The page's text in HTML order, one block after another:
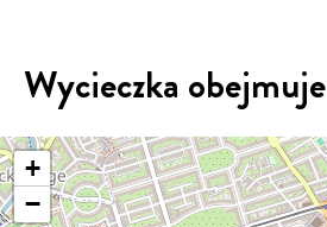
Wycieczka obejmuje
+
−